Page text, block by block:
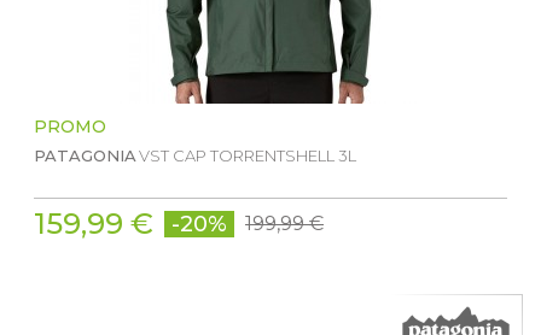
PROMO
PATAGONIAVST CAP TORRENTSHELL 3L
159,99 € -20% 199,99 €